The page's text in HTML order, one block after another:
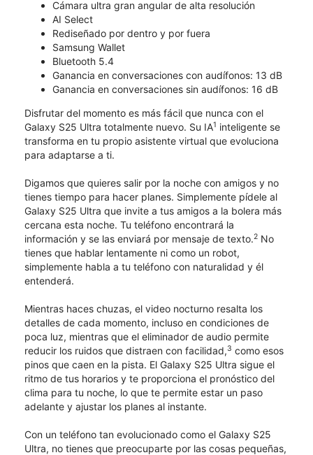
Cámara ultra gran angular de alta resolución
AI Select
Rediseñado por dentro y por fuera
Samsung Wallet
Bluetooth 5.4
Ganancia en conversaciones con audífonos: 13 dB
Ganancia en conversaciones sin audífonos: 16 dB
Disfrutar del momento es más fácil que nunca con el
Galaxy S25 Ultra totalmente nuevo. Su IA1 inteligente se
transforma en tu propio asistente virtual que evoluciona
para adaptarse a ti.
Digamos que quieres salir por la noche con amigos y no
tienes tiempo para hacer planes. Simplemente pídele al
Galaxy S25 Ultra que invite a tus amigos a la bolera más
cercana esta noche. Tu teléfono encontrará la
información y se las enviará por mensaje de texto.2 No
tienes que hablar lentamente ni como un robot,
simplemente habla a tu teléfono con naturalidad y él
entenderá.
Mientras haces chuzas, el video nocturno resalta los
detalles de cada momento, incluso en condiciones de
poca luz, mientras que el eliminador de audio permite
reducir los ruidos que distraen con facilidad,3 como esos
pinos que caen en la pista. El Galaxy S25 Ultra sigue el
ritmo de tus horarios y te proporciona el pronóstico del
clima para tu noche, lo que te permite estar un paso
adelante y ajustar los planes al instante.
Con un teléfono tan evolucionado como el Galaxy S25
Ultra, no tienes que preocuparte por las cosas pequeñas,